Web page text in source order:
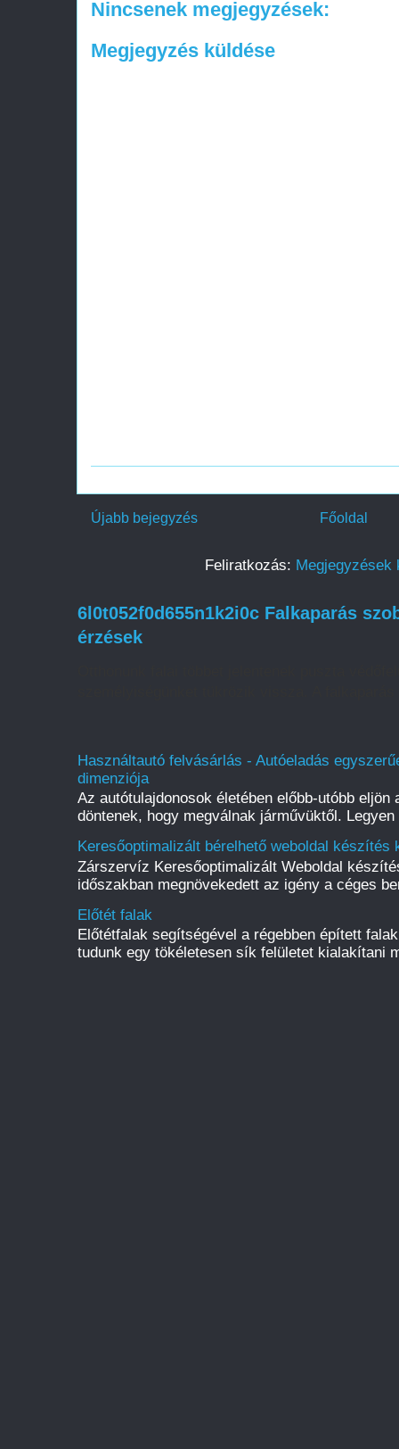
Nincsenek megjegyzések:
Megjegyzés küldése
Újabb bejegyzés Főoldal
Feliratkozás: Megjegyzések
6l0t052f0d655n1k2i0c Falkaparás
érzések
Használtautó felvásárlás - Autóeladás
dimenziója
Az autótulajdonosok életében előbb-utóbb eljön
döntenek, hogy megválnak járművüktől.
Keresőoptimalizált bérelhető weboldal
Zárszervíz Keresőoptimalizált Weboldal
időszakban megnövekedett az igény a céges
Előtét falak
Előtétfalak segítségével a régebben épített
tudunk egy tökéletesen sík felületet kialakítani